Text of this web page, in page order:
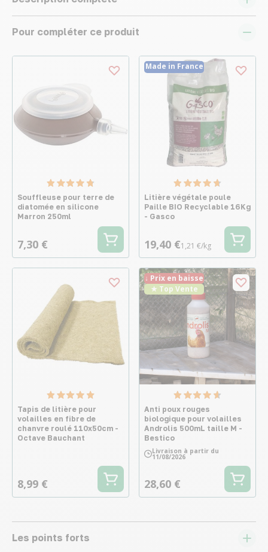
Pour compléter ce produit
Souffleuse pour terre de
diatomée en silicone
Marron 250ml
7,30 €
Made in France
Litière végétale poule
Paille BIO Recyclable 16Kg
- Gasco
19,40 €1,21 €/kg
Tapis de litière pour
volailles en fibre de
chanvre roulé 110x50cm -
Octave Bauchant
8,99 €
↓ Prix en baisse
★ Top Vente
Anti poux rouges
biologique pour volailles
Androlis 500mL taille M -
Bestico
Livraison à partir du
11/08/2026
28,60 €
Les points forts